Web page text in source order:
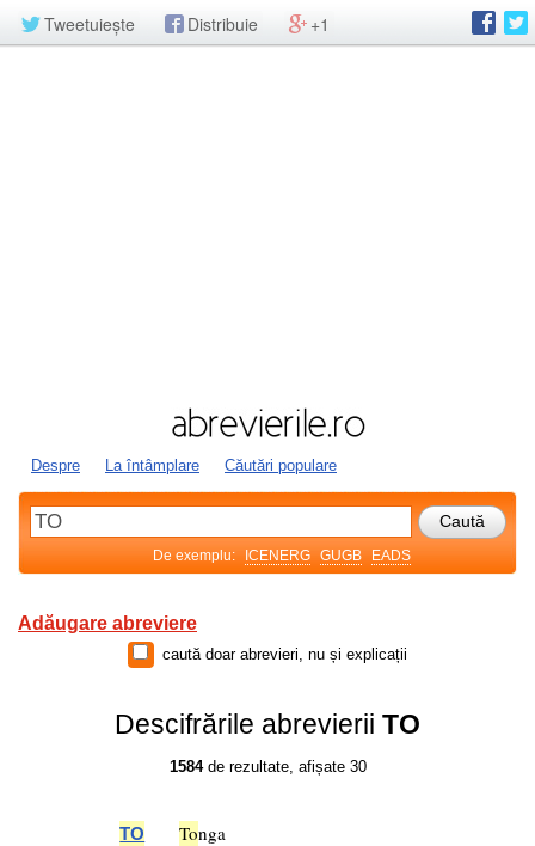
Tweetuiește Distribuie +1
Despre La întâmplare Căutări populare
De exemplu: ICENERG GUGB EADS
Adăugare abreviere
caută doar abrevieri, nu și explicații
Descifrările abrevierii TO
1584de rezultate, afișate 30
TO Tonga